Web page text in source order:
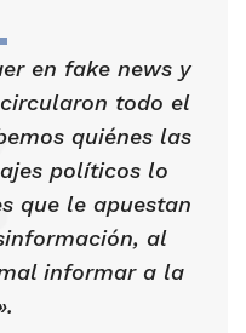
en fake news y
todo el
quiénes las
políticos lo
que le apuestan
al
informar a la